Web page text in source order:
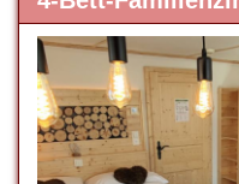
Previous